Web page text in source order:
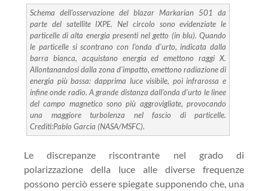
Schema dell'osservazione del blazar Markarian 501 da
parte del satellite IXPE. Nel circolo sono evidenziate le
particelle di alta energia presenti nel getto (in blu). Quando
le particelle si scontrano con l'onda d'urto, indicata dalla
barra bianca, acquistano energia ed emettono raggi X.
Allontanandosi dalla zona d'impatto, emettono radiazione di
energia più bassa: dapprima luce visibile, poi infrarossa e
infine onde radio. A grande distanza dall'onda d'urto le linee
del campo magnetico sono più aggrovigliate, provocando
una maggiore turbolenza nel fascio di particelle.
Crediti:Pablo Garcia (NASA/MSFC).
Le discrepanze riscontrante nel grado di
polarizzazione della luce alle diverse frequenze
possono perciò essere spiegate supponendo che, una